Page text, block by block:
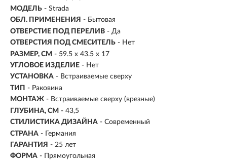
МОДЕЛЬ - Strada
ОБЛ. ПРИМЕНЕНИЯ - Бытовая
ОТВЕРСТИЕ ПОД ПЕРЕЛИВ - Да
ОТВЕРСТИЯ ПОД СМЕСИТЕЛЬ - Нет
РАЗМЕР, СМ - 59.5 x 43.5 x 17
УГЛОВОЕ ИЗДЕЛИЕ - Нет
УСТАНОВКА - Встраиваемые сверху
ТИП - Раковина
МОНТАЖ - Встраиваемые сверху (врезные)
ГЛУБИНА, СМ - 43,5
СТИЛИСТИКА ДИЗАЙНА - Современный
СТРАНА - Германия
ГАРАНТИЯ - 25 лет
ФОРМА - Прямоугольная